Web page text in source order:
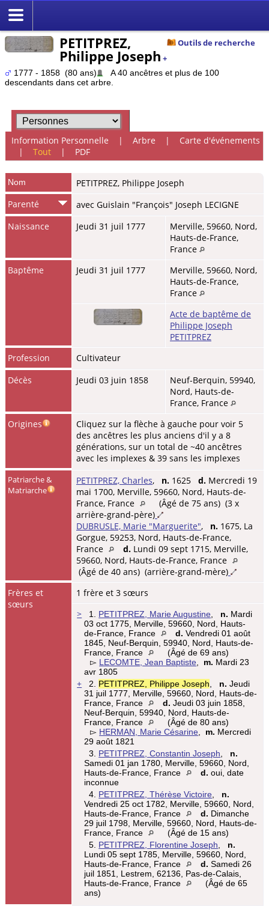
Outils de recherche
PETITPREZ,
Philippe Joseph +
1777 - 1858 (80 ans)
A 40 ancêtres et plus de 100
descendants dans cet arbre.
Information Personnelle | Arbre | Carte d'événements
| Tout| PDF
Nom PETITPREZ, Philippe Joseph
Parenté
avec Guislain "François" Joseph LECIGNE
Naissance
Jeudi 31 juil 1777
Merville, 59660, Nord,
Hauts-de-France,
France
Baptême
Jeudi 31 juil 1777
Merville, 59660, Nord,
Hauts-de-France,
France
Acte de baptême de
Philippe Joseph
PETITPREZ
Profession
Cultivateur
Décès
Jeudi 03 juin 1858
Neuf-Berquin, 59940,
Nord, Hauts-de-
France, France
Origines
Cliquez sur la flèche à gauche pour voir 5
des ancêtres les plus anciens d'il y a 8
générations, sur un total de ~40 ancêtres
avec les implexes & 39 sans les implexes
Patriarche &
Matriarche
PETITPREZ, Charles, n. 1625 d. Mercredi 19
mai 1700, Merville, 59660, Nord, Hauts-de-
France, France
(Âgé de 75 ans) (3 x
arrière-grand-père)
DUBRUSLE, Marie "Marguerite", n. 1675, La
Gorgue, 59253, Nord, Hauts-de-France,
France
d. Lundi 09 sept 1715, Merville,
59660, Nord, Hauts-de-France, France
(Âgé de 40 ans) (arrière-grand-mère)
Frères et
sœurs
1 frère et 3 sœurs
>
1. PETITPREZ, Marie Augustine n. Mardi
03 oct 1775, Merville, 59660, Nord, Hauts-
de-France, France
d. Vendredi 01 août
1845, Neuf-Berquin, 59940, Nord, Hauts-de-
France, France
(Âgé de 69 ans)
▻ LECOMTE, Jean Baptiste m. Mardi 23
avr 1805
+ 2. PETITPREZ, Philippe Joseph n. Jeudi
31 juil 1777, Merville, 59660, Nord, Hauts-de-
France, France
d. Jeudi 03 juin 1858,
Neuf-Berquin, 59940, Nord, Hauts-de-
France, France
(Âgé de 80 ans)
▻ HERMAN, Marie Césarine m. Mercredi
29 août 1821
3. PETITPREZ, Constantin Joseph
n.
Samedi 01 jan 1780, Merville, 59660, Nord,
Hauts-de-France, France
d. oui, date
inconnue
4. PETITPREZ, Thérèse Victoire
n.
Vendredi 25 oct 1782, Merville, 59660, Nord,
Hauts-de-France, France
d. Dimanche
29 juil 1798, Merville, 59660, Nord, Hauts-de-
France, France
(Âgé de 15 ans)
5. PETITPREZ, Florentine Joseph
n.
Lundi 05 sept 1785, Merville, 59660, Nord,
Hauts-de-France, France
d. Samedi 26
juil 1851, Lestrem, 62136, Pas-de-Calais,
Hauts-de-France, France
(Âgé de 65
ans)